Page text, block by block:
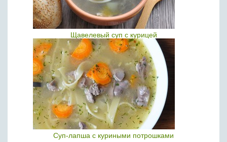
Щавелевый суп с курицей
Суп-лапша с куриными потрошками